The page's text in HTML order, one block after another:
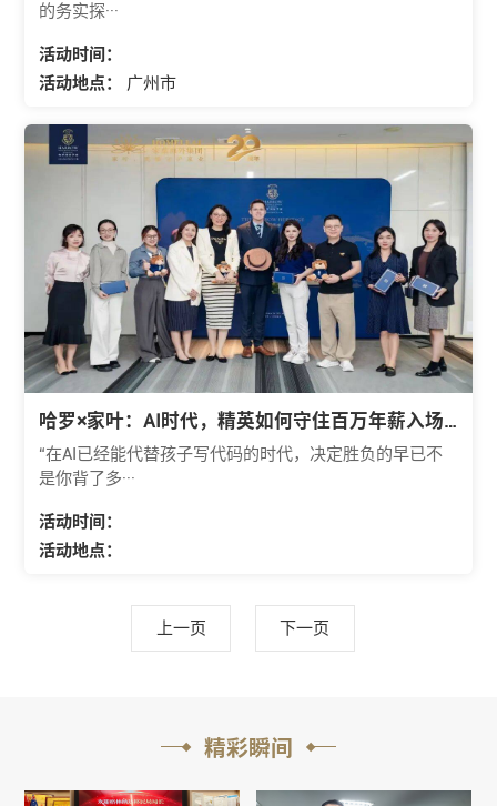
的务实探···
活动时间：
活动地点：
广州市
哈罗×家叶：AI时代，精英如何守住百万年薪入场
券？
“在AI已经能代替孩子写代码的时代，决定胜负的早已不
是你背了多···
活动时间：
活动地点：
上一页 下一页
精彩瞬间